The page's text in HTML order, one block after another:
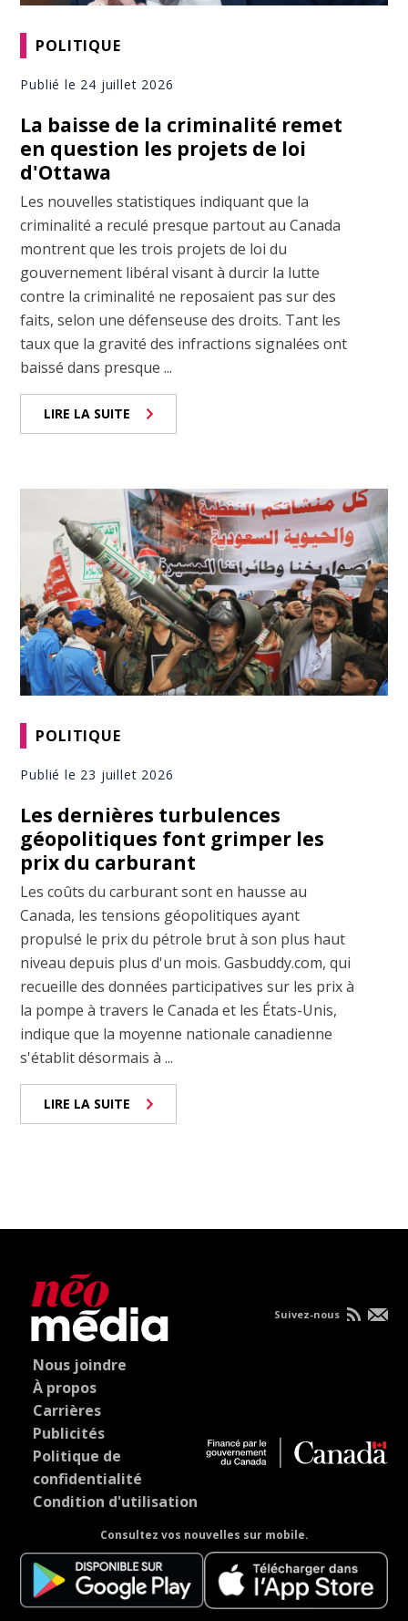
POLITIQUE
Publié le 24 juillet 2026
La baisse de la criminalité remet
en question les projets de loi
d'Ottawa
Les nouvelles statistiques indiquant que la
criminalité a reculé presque partout au Canada
montrent que les trois projets de loi du
gouvernement libéral visant à durcir la lutte
contre la criminalité ne reposaient pas sur des
faits, selon une défenseuse des droits. Tant les
taux que la gravité des infractions signalées ont
baissé dans presque ...
LIRE LA SUITE
POLITIQUE
Publié le 23 juillet 2026
Les dernières turbulences
géopolitiques font grimper les
prix du carburant
Les coûts du carburant sont en hausse au
Canada, les tensions géopolitiques ayant
propulsé le prix du pétrole brut à son plus haut
niveau depuis plus d'un mois. Gasbuddy.com, qui
recueille des données participatives sur les prix à
la pompe à travers le Canada et les États-Unis,
indique que la moyenne nationale canadienne
s'établit désormais à ...
LIRE LA SUITE
Nous joindre
À propos
Carrières
Publicités
Politique de
confidentialité
Condition d'utilisation
Consultez vos nouvelles sur mobile.
Suivez-nous